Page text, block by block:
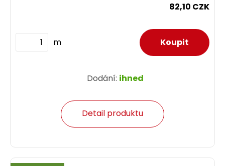
82,10 CZK
m
Dodání: ihned
Detail produktu